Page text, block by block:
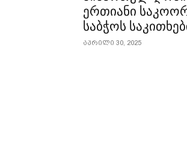
ერთიანი
საბჭოს
აპრილი 30, 2025